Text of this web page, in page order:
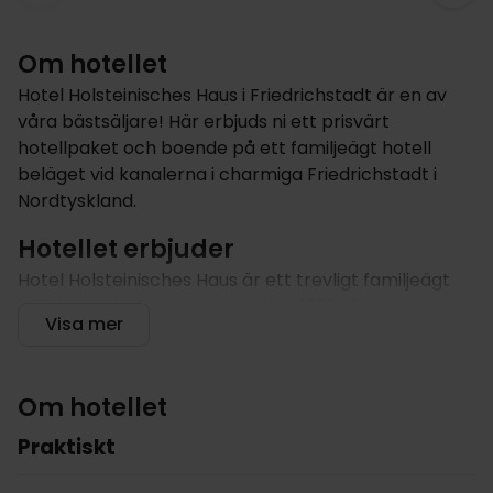
Om hotellet
Hotel Holsteinisches Haus i Friedrichstadt är en av
våra bästsäljare! Här erbjuds ni ett prisvärt
hotellpaket och boende på ett familjeägt hotell
beläget vid kanalerna i charmiga Friedrichstadt i
Nordtyskland.
Hotellet erbjuder
Hotel Holsteinisches Haus är ett trevligt familjeägt
familjen Clausen. I hotellets nyrenoverade
hotellpaket.
Hotellets centrala läge i Friedrichstadt ger er en bra
Visa mer
Om hotellet
Praktiskt